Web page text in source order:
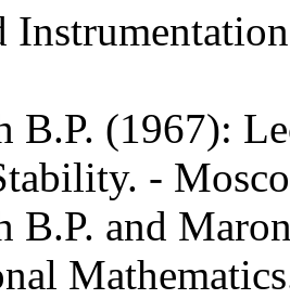
B.P. (1967):
-
B.P. and